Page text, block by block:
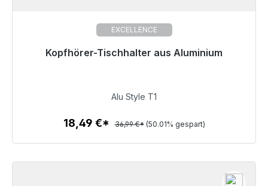
EXCELLENCE
Kopfhörer-Tischhalter aus Aluminium
Sofort versandfertig, Lieferzeit 48h*
Zum Artikel
Alu Style T1
18,49 €* 36,99 €* (50.01% gespart)